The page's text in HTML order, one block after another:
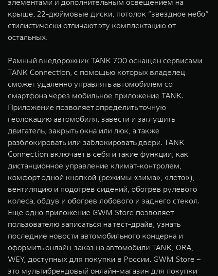
элементами и дополнительным освещением на
крыше, 22-дюймовые диски, потолок “звездное небо”
стилистически отличают эту комплектацию от
остальных.
Рамный внедорожник TANK 700 оснащен сервисами
TANK Connection, с помощью которых владелец
сможет удаленно управлять автомобилем со
смартфона через мобильное приложение TANK.
Приложение позволяет определить точную
геолокацию автомобиля, завести и заглушить
двигатель, закрыть окна или люк, а также
разблокировать или заблокировать двери. TANK
Connection включает в себя и такие функции, как
дистанционное управление климат-контролем,
комфорт одной кнопкой (режимы «зима», «лето»),
вентиляцию и подогрев сидений, обогрев рулевого
колеса, обдув и обогрев лобового и заднего стекол.
Еще одно приложение GWM Store позволяет
пользователю записаться на тест-драйв, узнать
последние новости автомобильного концерна и
оформить онлайн-заказ на автомобили TANK, ORA,
WEY, доступных для покупки в России. GWM Store –
это мультибрендовый онлайн-магазин для покупки